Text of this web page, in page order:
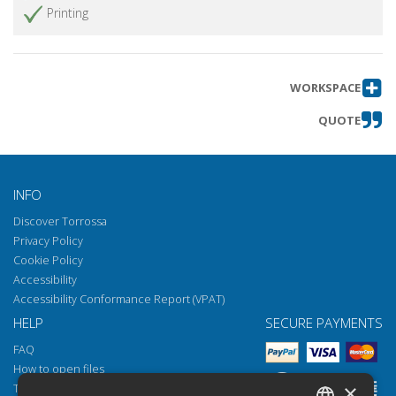
Printing
WORKSPACE
QUOTE
INFO
Discover Torrossa
Privacy Policy
Cookie Policy
Accessibility
Accessibility Conformance Report (VPAT)
HELP
FAQ
How to open files
Torrossa Reader
SECURE PAYMENTS